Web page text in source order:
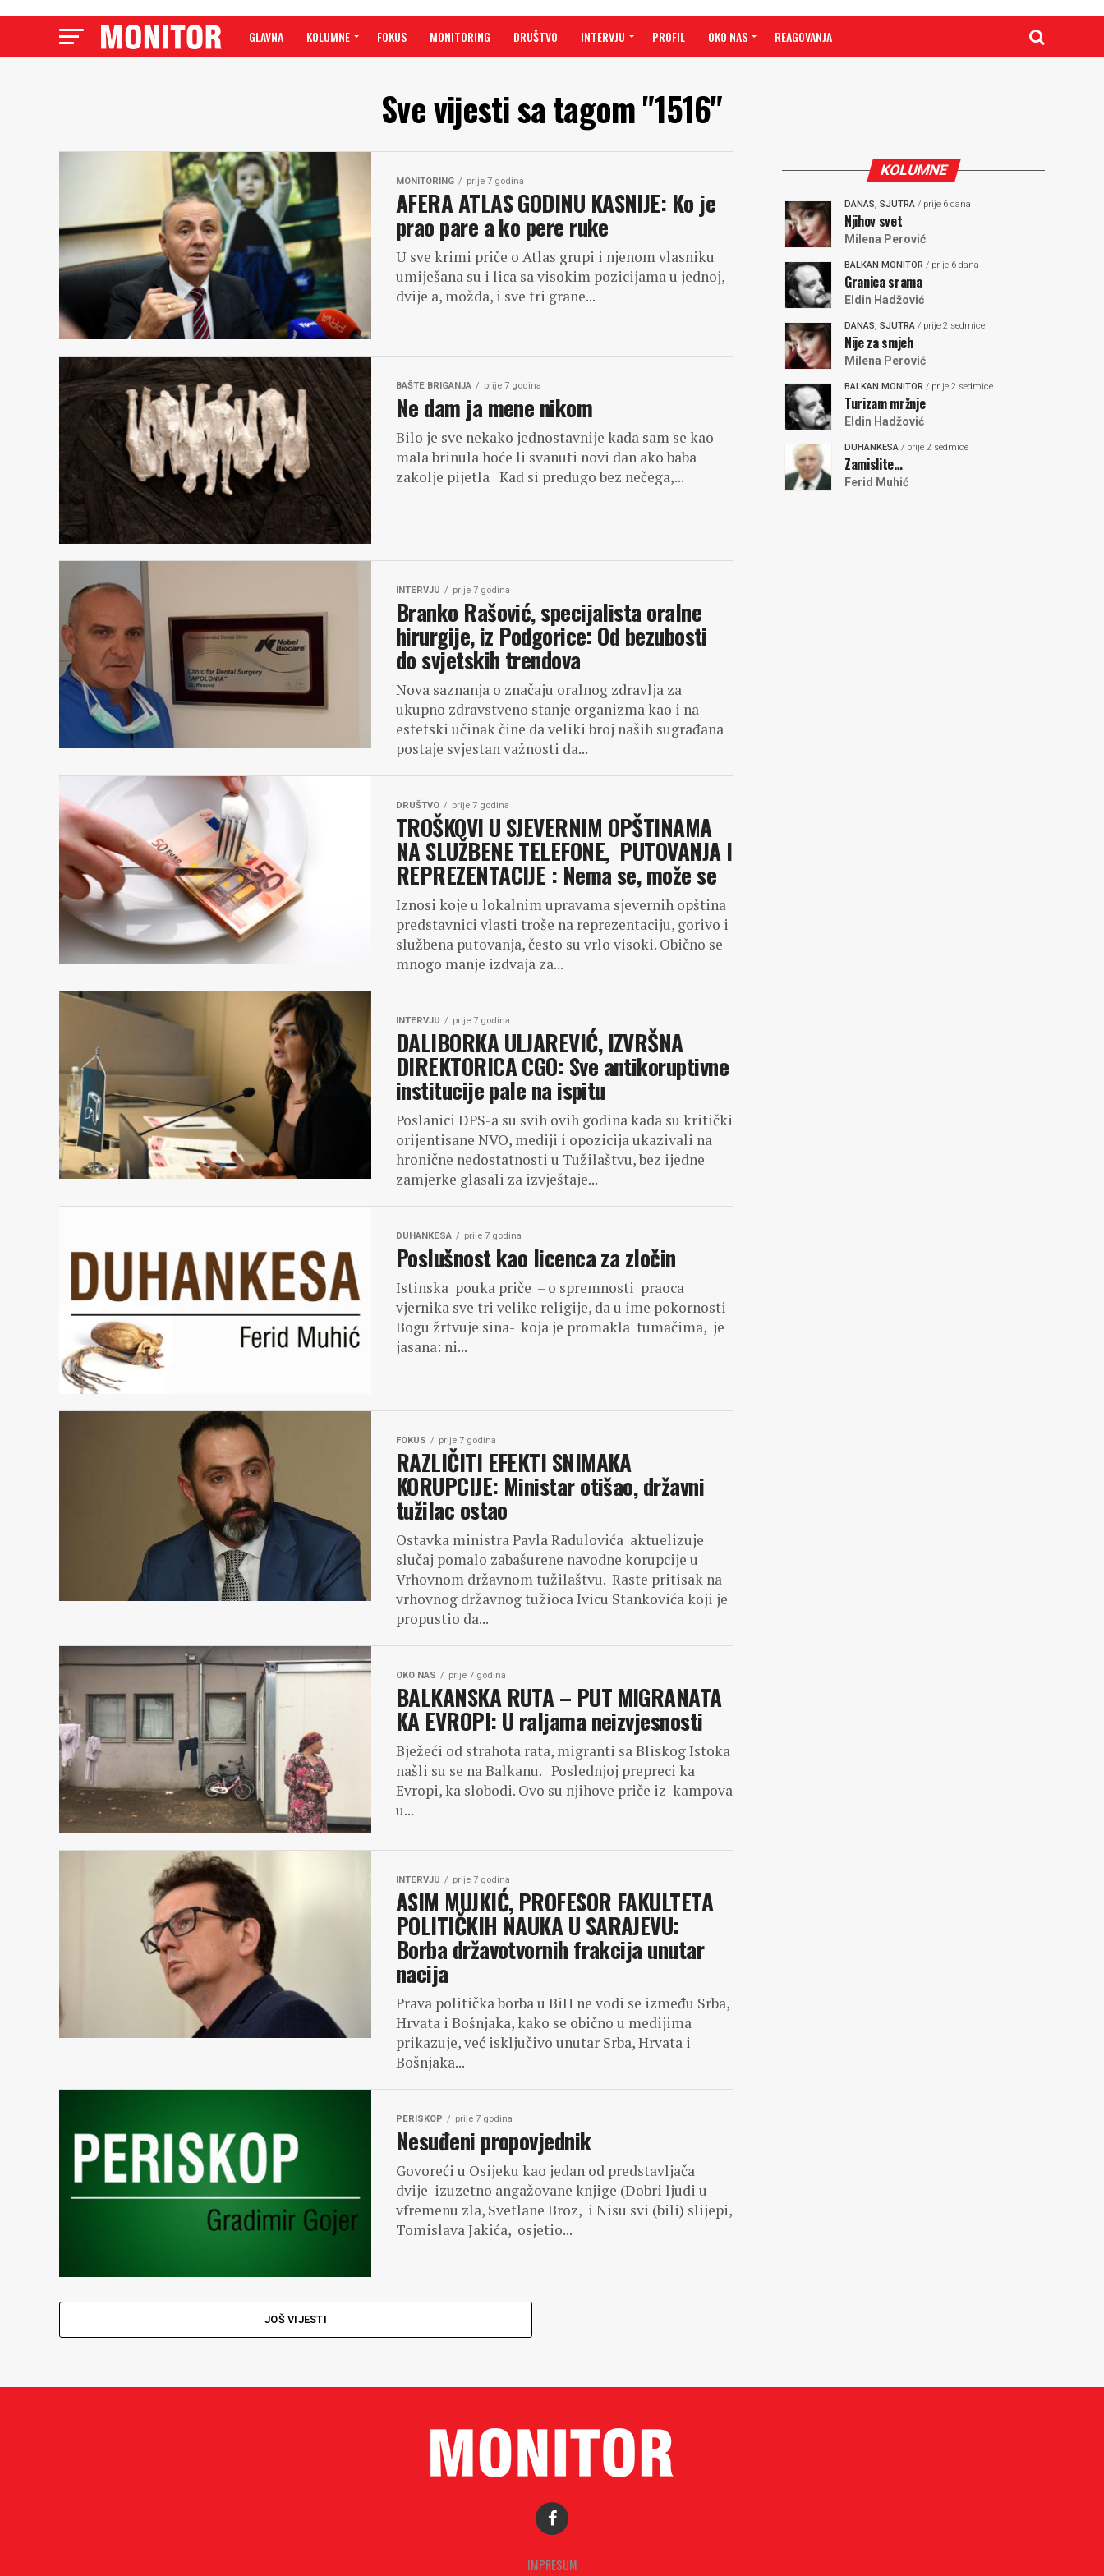
GLAVNA KOLUMNE FOKUS MONITORING DRUŠTVO INTERVJU PROFIL OKO NAS REAGOVANJA
Sve vijesti sa tagom "1516"
MONITORING prije 7 godina
AFERA ATLAS GODINU KASNIJE: Ko je
prao pare a ko pere ruke
U sve krimi priče o Atlas grupi i njenom vlasniku
umiješana su i lica sa visokim pozicijama u jednoj,
dvije a, možda, i sve tri grane...
BAŠTE BRIGANJA prije 7 godina
Ne dam ja mene nikom
Bilo je sve nekako jednostavnije kada sam se kao
mala brinula hoće li svanuti novi dan ako baba
zakolje pijetla Kad si predugo bez nečega,...
INTERVJU prije 7 godina
Branko Rašović, specijalista oralne
hirurgije, iz Podgorice: Od bezubosti
do svjetskih trendova
Nova saznanja o značaju oralnog zdravlja za
ukupno zdravstveno stanje organizma kao i na
estetski učinak čine da veliki broj naših sugrađana
postaje svjestan važnosti da...
DRUŠTVO prije 7 godina
TROŠKOVI U SJEVERNIM OPŠTINAMA
NA SLUŽBENE TELEFONE, PUTOVANJA I
REPREZENTACIJE : Nema se, može se
Iznosi koje u lokalnim upravama sjevernih opština
predstavnici vlasti troše na reprezentaciju, gorivo i
službena putovanja, često su vrlo visoki. Obično se
mnogo manje izdvaja za...
INTERVJU prije 7 godina
DALIBORKA ULJAREVIĆ, IZVRŠNA
DIREKTORICA CGO: Sve antikoruptivne
institucije pale na ispitu
Poslanici DPS-a su svih ovih godina kada su kritički
orijentisane NVO, mediji i opozicija ukazivali na
hronične nedostatnosti u Tužilaštvu, bez ijedne
zamjerke glasali za izvještaje...
DUHANKESA prije 7 godina
Poslušnost kao licenca za zločin
Istinska pouka priče – o spremnosti praoca
vjernika sve tri velike religije, da u ime pokornosti
Bogu žrtvuje sina- koja je promakla tumačima, je
jasana: ni...
FOKUS prije 7 godina
RAZLIČITI EFEKTI SNIMAKA
KORUPCIJE: Ministar otišao, državni
tužilac ostao
Ostavka ministra Pavla Radulovića aktuelizuje
slučaj pomalo zabašurene navodne korupcije u
Vrhovnom državnom tužilaštvu. Raste pritisak na
vrhovnog državnog tužioca Ivicu Stankovića koji je
propustio da...
OKO NAS prije 7 godina
BALKANSKA RUTA – PUT MIGRANATA
KA EVROPI: U raljama neizvjesnosti
Bježeći od strahota rata, migranti sa Bliskog Istoka
našli su se na Balkanu. Poslednjoj prepreci ka
Evropi, ka slobodi. Ovo su njihove priče iz kampova
u...
INTERVJU prije 7 godina
ASIM MUJKIĆ, PROFESOR FAKULTETA
POLITIČKIH NAUKA U SARAJEVU:
Borba državotvornih frakcija unutar
nacija
Prava politička borba u BiH ne vodi se između Srba,
Hrvata i Bošnjaka, kako se obično u medijima
prikazuje, već isključivo unutar Srba, Hrvata i
Bošnjaka...
PERISKOP prije 7 godina
Nesuđeni propovjednik
Govoreći u Osijeku kao jedan od predstavljača
dvije izuzetno angažovane knjige (Dobri ljudi u
vfremenu zla, Svetlane Broz, i Nisu svi (bili) slijepi,
Tomislava Jakića, osjetio...
JOŠ VIJESTI
KOLUMNE
DANAS, SJUTRA / prije 6 dana
Njihov svet
Milena Perović
BALKAN MONITOR / prije 6 dana
Granica srama
Eldin Hadžović
DANAS, SJUTRA / prije 2 sedmice
Nije za smjeh
Milena Perović
BALKAN MONITOR / prije 2 sedmice
Turizam mržnje
Eldin Hadžović
DUHANKESA / prije 2 sedmice
Zamislite…
Ferid Muhić
IMPRESUM